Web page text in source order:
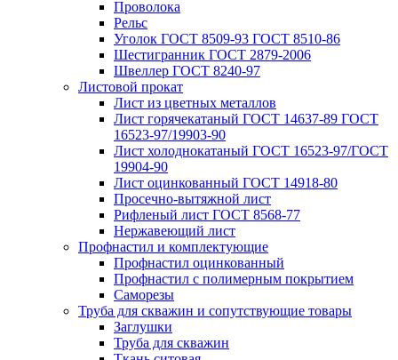
Проволока
Рельс
Уголок ГОСТ 8509-93 ГОСТ 8510-86
Шестигранник ГОСТ 2879-2006
Швеллер ГОСТ 8240-97
Листовой прокат
Лист из цветных металлов
Лист горячекатаный ГОСТ 14637-89 ГОСТ
16523-97/19903-90
Лист холоднокатаный ГОСТ 16523-97/ГОСТ
19904-90
Лист оцинкованный ГОСТ 14918-80
Просечно-вытяжной лист
Рифленый лист ГОСТ 8568-77
Нержавеющий лист
Профнастил и комплектующие
Профнастил оцинкованный
Профнастил с полимерным покрытием
Саморезы
Труба для скважин и сопутствующие товары
Заглушки
Труба для скважин